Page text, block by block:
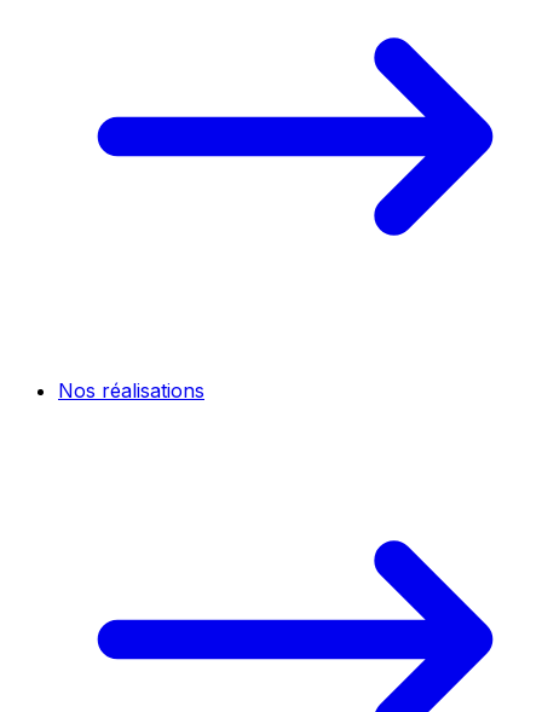
Nos réalisations